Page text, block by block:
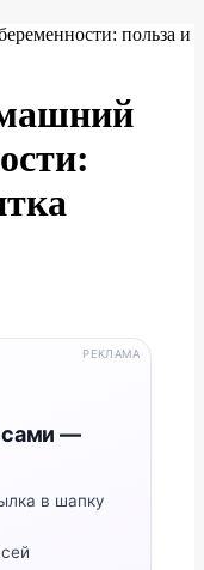
сами —
в шапку
РЕКЛАМА